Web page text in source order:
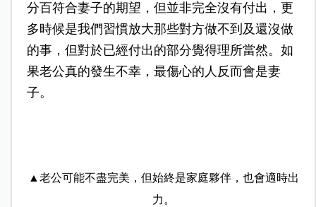
分百符合妻子的期望，但並非完全沒有付出，更
多時候是我們習慣放大那些對方做不到及還沒做
的事，但對於已經付出的部分覺得理所當然。如
果老公真的發生不幸，最傷心的人反而會是妻
子。
▲老公可能不盡完美，但始終是家庭夥伴，也會適時出
力。